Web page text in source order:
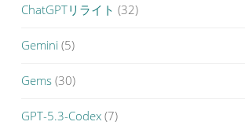
ChatGPTリライト (32)
Gemini (5)
Gems (30)
GPT-5.3-Codex (7)